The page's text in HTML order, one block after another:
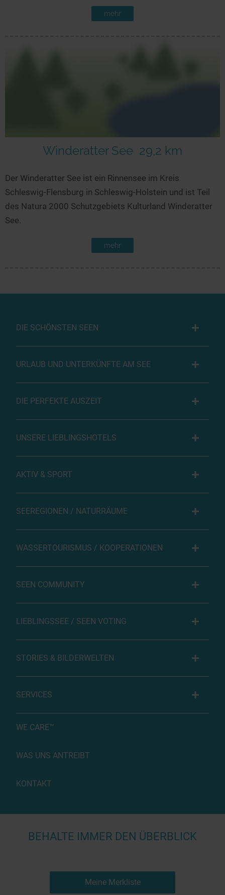
mehr
Winderatter See 29,2 km
Der Winderatter See ist ein Rinnensee im Kreis
Schleswig-Flensburg in Schleswig-Holstein und ist Teil
des Natura 2000 Schutzgebiets Kulturland Winderatter
See.
mehr
DIE SCHÖNSTEN SEEN
URLAUB UND UNTERKÜNFTE AM SEE
DIE PERFEKTE AUSZEIT
UNSERE LIEBLINGSHOTELS
AKTIV & SPORT
SEEREGIONEN / NATURRÄUME
WASSERTOURISMUS / KOOPERATIONEN
SEEN COMMUNITY
LIEBLINGSSEE / SEEN VOTING
STORIES & BILDERWELTEN
SERVICES
WE CARE™
WAS UNS ANTREIBT
KONTAKT
BEHALTE IMMER DEN ÜBERBLICK
Meine Merkliste